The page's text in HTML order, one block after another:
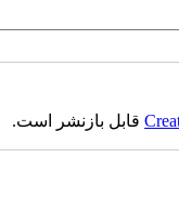
قابل بازنشر است.